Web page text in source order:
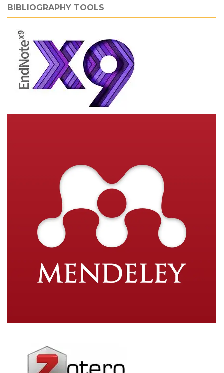
BIBLIOGRAPHY TOOLS